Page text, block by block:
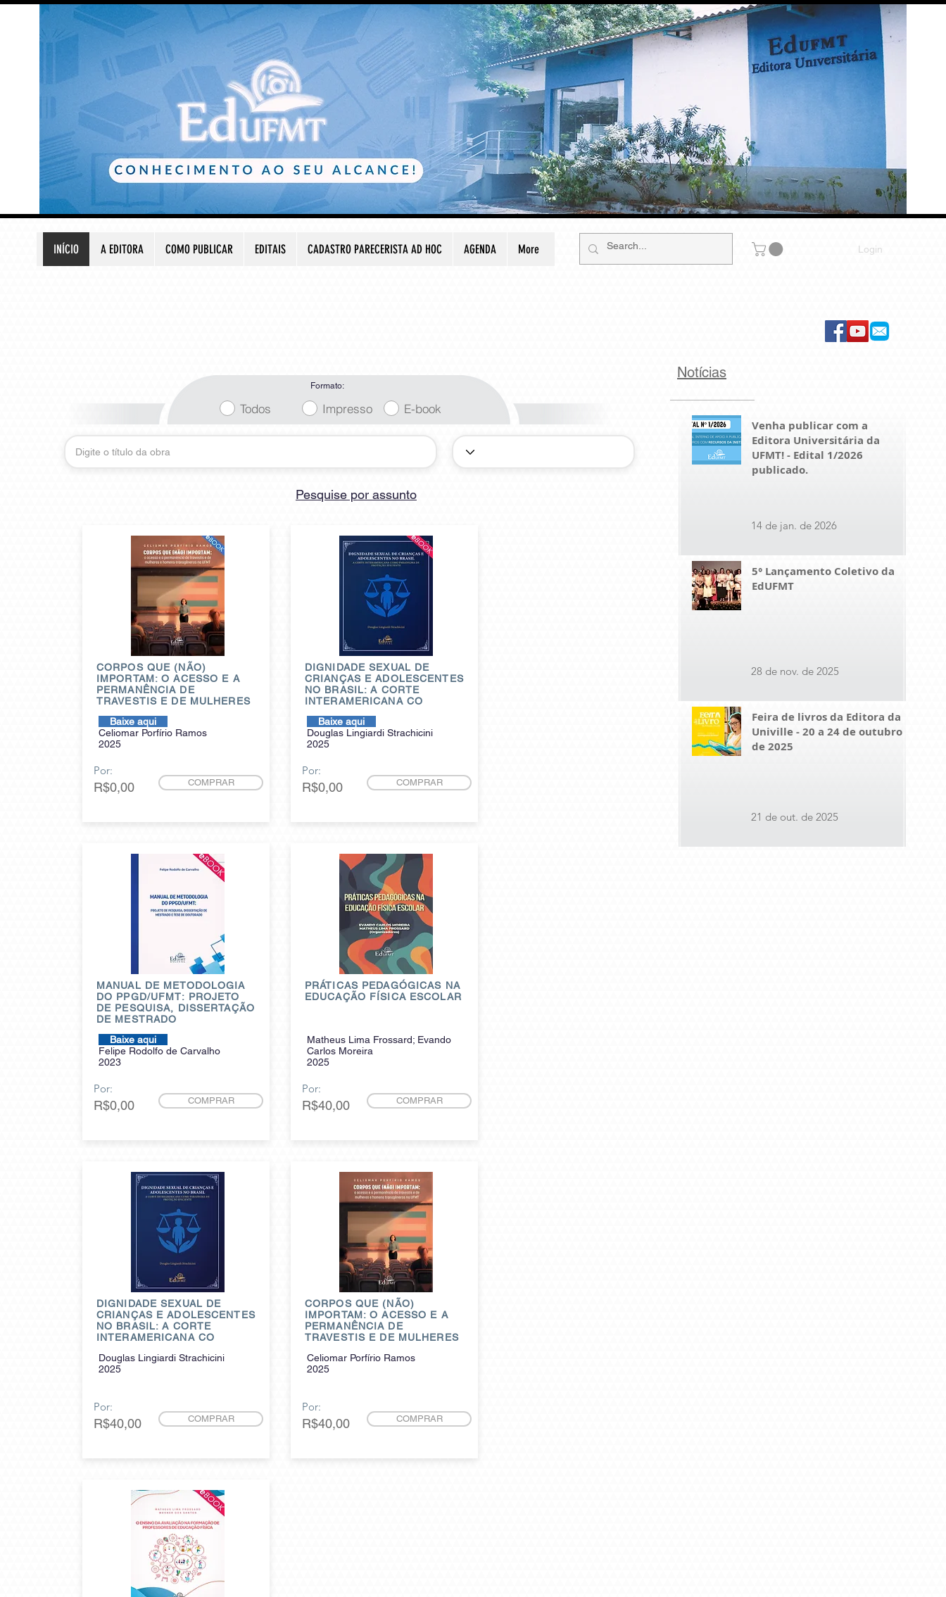
INÍCIO A EDITORA COMO PUBLICAR EDITAIS CADASTRO PARECERISTA AD HOC AGENDA More Login
Formato:
Todos Impresso E-book
Pesquise por assunto
CORPOS QUE (NÃO)
IMPORTAM: O ACESSO E A
PERMANÊNCIA DE
TRAVESTIS E DE MULHERES
Baixe aqui
Celiomar Porfírio Ramos
2025
Por:
R$0,00 COMPRAR
MANUAL DE METODOLOGIA
DO PPGD/UFMT: PROJETO
DE PESQUISA, DISSERTAÇÃO
DE MESTRADO
Baixe aqui
Felipe Rodolfo de Carvalho
2023
Por:
R$0,00 COMPRAR
DIGNIDADE SEXUAL DE
CRIANÇAS E ADOLESCENTES
NO BRASIL: A CORTE
INTERAMERICANA CO
Douglas Lingiardi Strachicini
2025
Por:
R$40,00 COMPRAR
DIGNIDADE SEXUAL DE
CRIANÇAS E ADOLESCENTES
NO BRASIL: A CORTE
INTERAMERICANA CO
Baixe aqui
Douglas Lingiardi Strachicini
2025
Por:
R$0,00 COMPRAR
PRÁTICAS PEDAGÓGICAS NA
EDUCAÇÃO FÍSICA ESCOLAR
Matheus Lima Frossard; Evando
Carlos Moreira
2025
Por:
R$40,00 COMPRAR
CORPOS QUE (NÃO)
IMPORTAM: O ACESSO E A
PERMANÊNCIA DE
TRAVESTIS E DE MULHERES
Celiomar Porfírio Ramos
2025
Por:
R$40,00 COMPRAR
Notícias
Venha publicar com a
Editora Universitária da
UFMT! - Edital 1/2026
publicado.
14 de jan. de 2026
5° Lançamento Coletivo da
EdUFMT
28 de nov. de 2025
Feira de livros da Editora da
Univille - 20 a 24 de outubro
de 2025
21 de out. de 2025